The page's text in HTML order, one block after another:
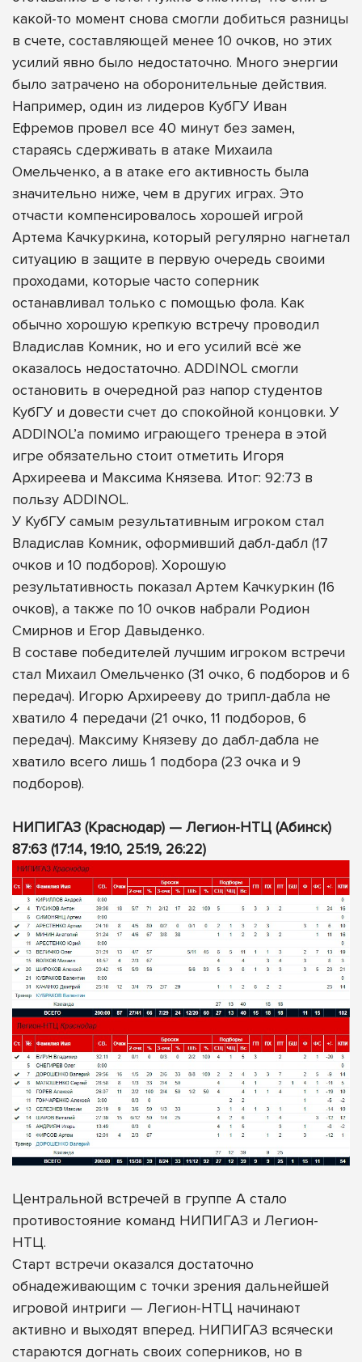
какой-то момент снова смогли добиться разницы
в счете, составляющей менее 10 очков, но этих
усилий явно было недостаточно. Много энергии
было затрачено на оборонительные действия.
Например, один из лидеров КубГУ Иван
Ефремов провел все 40 минут без замен,
стараясь сдерживать в атаке Михаила
Омельченко, а в атаке его активность была
значительно ниже, чем в других играх. Это
отчасти компенсировалось хорошей игрой
Артема Качкуркина, который регулярно нагнетал
ситуацию в защите в первую очередь своими
проходами, которые часто соперник
останавливал только с помощью фола. Как
обычно хорошую крепкую встречу проводил
Владислав Комник, но и его усилий всё же
оказалось недостаточно. ADDINOL смогли
остановить в очередной раз напор студентов
КубГУ и довести счет до спокойной концовки. У
ADDINOL’а помимо играющего тренера в этой
игре обязательно стоит отметить Игоря
Архиреева и Максима Князева. Итог: 92:73 в
пользу ADDINOL.
У КубГУ самым результативным игроком стал
Владислав Комник, оформивший дабл-дабл (17
очков и 10 подборов). Хорошую
результативность показал Артем Качкуркин (16
очков), а также по 10 очков набрали Родион
Смирнов и Егор Давыденко.
В составе победителей лучшим игроком встречи
стал Михаил Омельченко (31 очко, 6 подборов и 6
передач). Игорю Архирееву до трипл-дабла не
хватило 4 передачи (21 очко, 11 подборов, 6
передач). Максиму Князеву до дабл-дабла не
хватило всего лишь 1 подбора (23 очка и 9
подборов).
НИПИГАЗ (Краснодар) — Легион-НТЦ (Абинск)
87:63 (17:14, 19:10, 25:19, 26:22)
Центральной встречей в группе А стало
противостояние команд НИПИГАЗ и Легион-
НТЦ.
Старт встречи оказался достаточно
обнадеживающим с точки зрения дальнейшей
игровой интриги — Легион-НТЦ начинают
активно и выходят вперед. НИПИГАЗ всячески
стараются догнать своих соперников, но в